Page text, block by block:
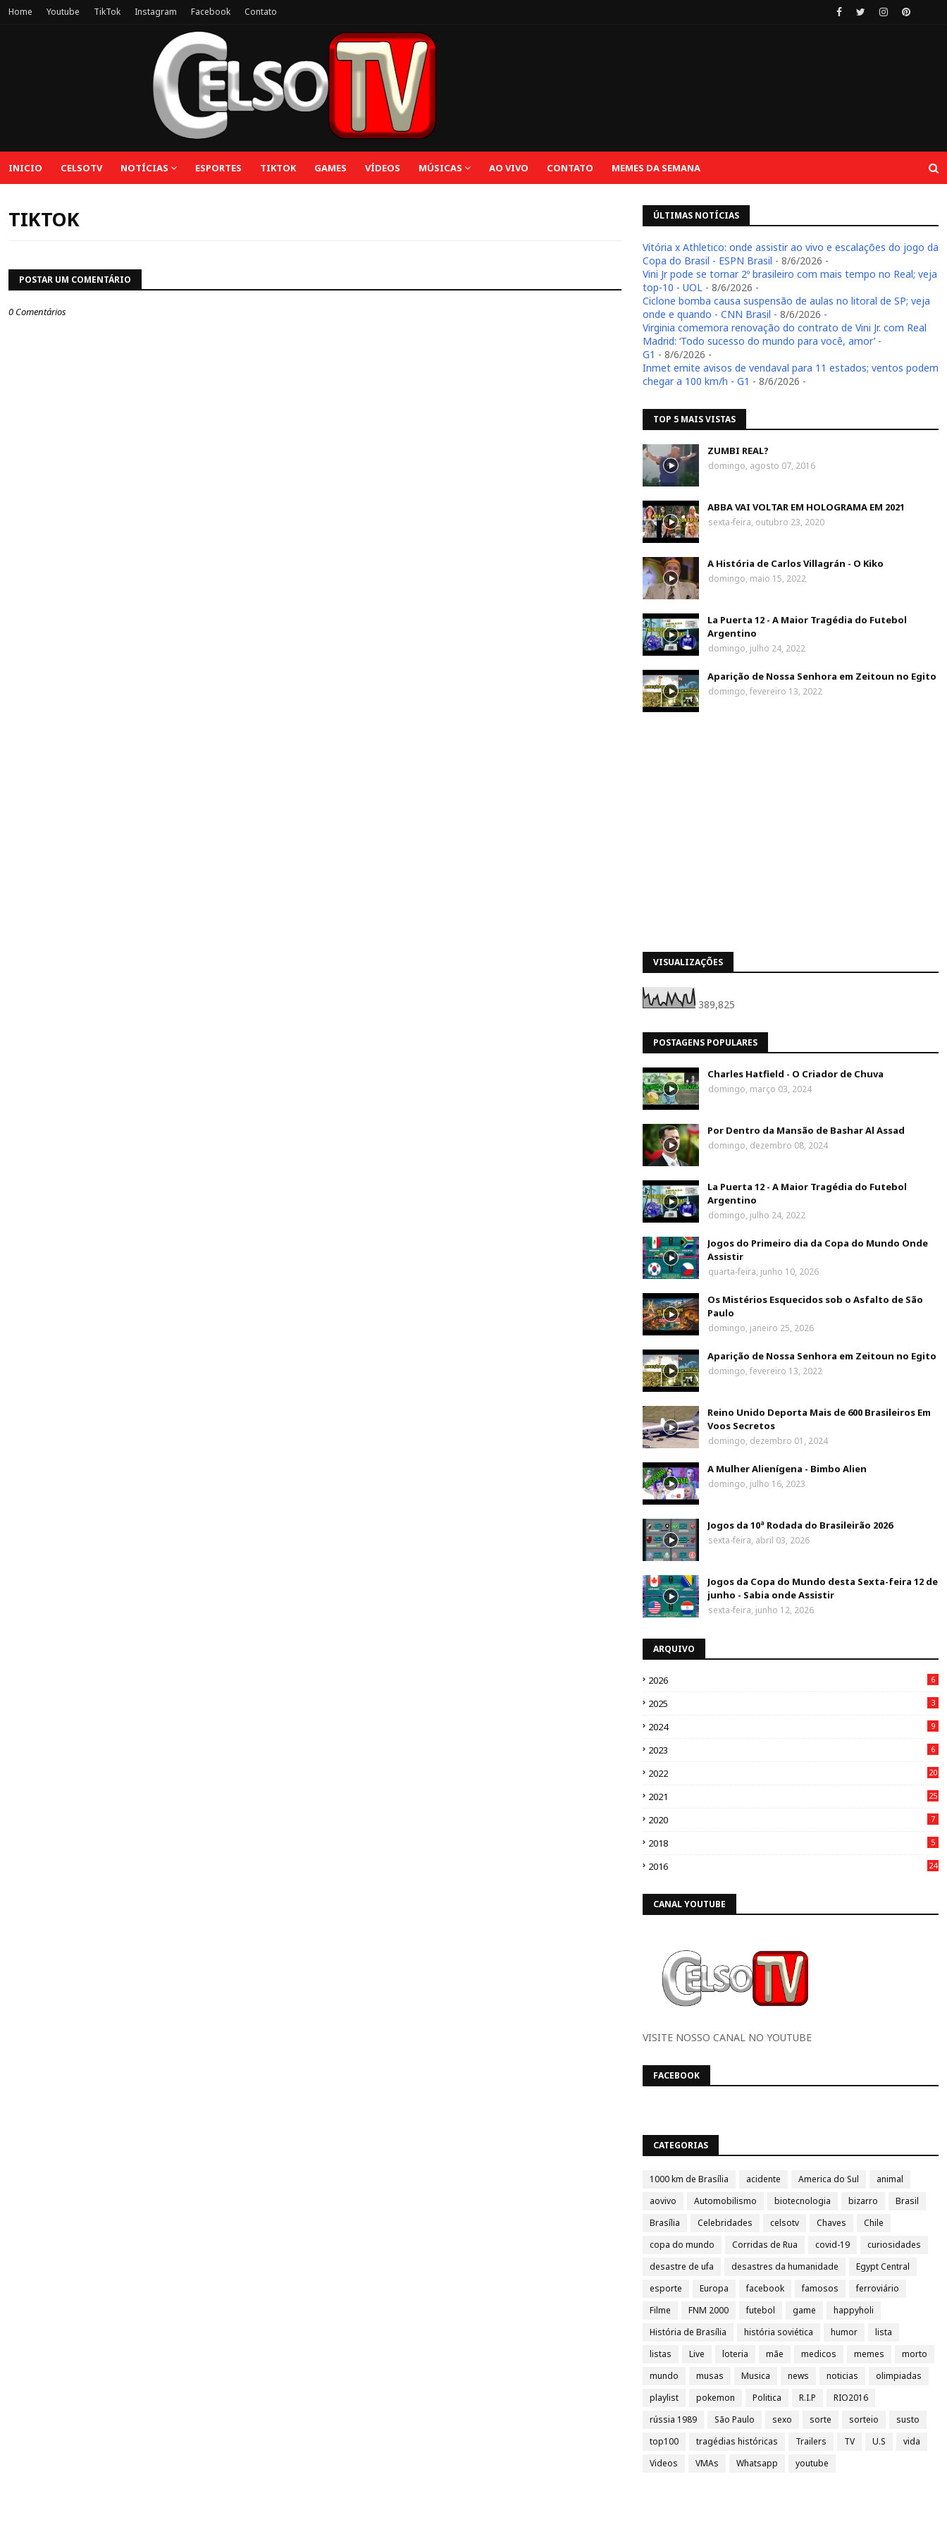
Home Youtube TikTok Instagram Facebook Contato
INICIO CELSOTV NOTÍCIAS ESPORTES TIKTOK GAMES VÍDEOS MÚSICAS AO VIVO CONTATO MEMES DA SEMANA
TIKTOK
POSTAR UM COMENTÁRIO
0 Comentários
ÚLTIMAS NOTÍCIAS
Vitória x Athletico: onde assistir ao vivo e escalações do jogo da
Copa do Brasil - ESPN Brasil - 8/6/2026 -
Vini Jr pode se tornar 2º brasileiro com mais tempo no Real; veja
top-10 - UOL - 8/6/2026 -
Ciclone bomba causa suspensão de aulas no litoral de SP; veja
onde e quando - CNN Brasil - 8/6/2026 -
Virginia comemora renovação do contrato de Vini Jr. com Real
Madrid: ‘Todo sucesso do mundo para você, amor’ -
G1 - 8/6/2026 -
Inmet emite avisos de vendaval para 11 estados; ventos podem
chegar a 100 km/h - G1 - 8/6/2026 -
TOP 5 MAIS VISTAS
ZUMBI REAL?
domingo, agosto 07, 2016
ABBA VAI VOLTAR EM HOLOGRAMA EM 2021
sexta-feira, outubro 23, 2020
A História de Carlos Villagrán - O Kiko
domingo, maio 15, 2022
La Puerta 12 - A Maior Tragédia do Futebol
Argentino
domingo, julho 24, 2022
Aparição de Nossa Senhora em Zeitoun no Egito
domingo, fevereiro 13, 2022
VISUALIZAÇÕES
389,825
POSTAGENS POPULARES
Charles Hatfield - O Criador de Chuva
domingo, março 03, 2024
Por Dentro da Mansão de Bashar Al Assad
domingo, dezembro 08, 2024
La Puerta 12 - A Maior Tragédia do Futebol
Argentino
domingo, julho 24, 2022
Jogos do Primeiro dia da Copa do Mundo Onde
Assistir
quarta-feira, junho 10, 2026
Os Mistérios Esquecidos sob o Asfalto de São
Paulo
domingo, janeiro 25, 2026
Aparição de Nossa Senhora em Zeitoun no Egito
domingo, fevereiro 13, 2022
Reino Unido Deporta Mais de 600 Brasileiros Em
Voos Secretos
domingo, dezembro 01, 2024
A Mulher Alienígena - Bimbo Alien
domingo, julho 16, 2023
Jogos da 10ª Rodada do Brasileirão 2026
sexta-feira, abril 03, 2026
Jogos da Copa do Mundo desta Sexta-feira 12 de
junho - Sabia onde Assistir
sexta-feira, junho 12, 2026
ARQUIVO
2026 6
2025 3
2024 9
2023 6
2022 20
2021 25
2020 7
2018 5
2016 24
CANAL YOUTUBE
VISITE NOSSO CANAL NO YOUTUBE
FACEBOOK
CATEGORIAS
1000 km de Brasília acidente America do Sul
animal
aovivo
Automobilismo biotecnologia bizarro
Brasil
Brasília
Celebridades celsotv Chaves
Chile
copa do mundo
Corridas de Rua covid-19
curiosidades
desastre de ufa
desastres da humanidade
Egypt Central
esporte
Europa facebook famosos
ferroviário
Filme
FNM 2000 futebol game
happyholi
História de Brasília
história soviética humor
lista
listas
Live loteria mãe medicos memes
morto
mundo
musas Musica news noticias
olimpiadas
playlist
pokemon Politica R.I.P
RIO2016
rússia 1989
São Paulo sexo sorte sorteio
susto
top100
tragédias históricas Trailers TV U.S
vida
Videos
VMAs Whatsapp youtube